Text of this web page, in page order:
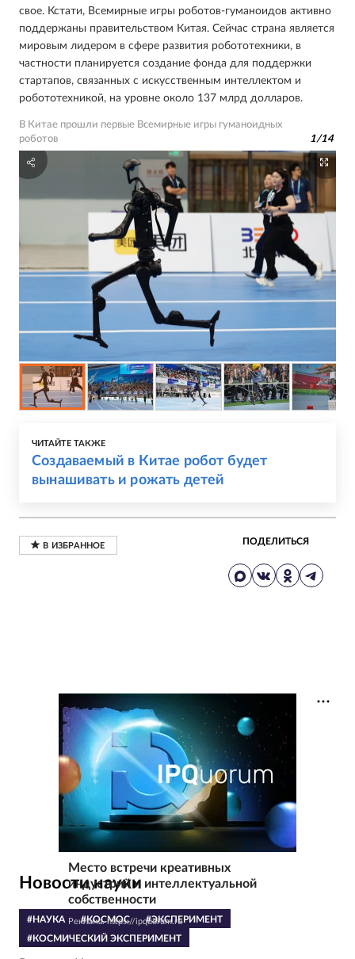
свое. Кстати, Всемирные игры роботов-гуманоидов активно
поддержаны правительством Китая. Сейчас страна является
мировым лидером в сфере развития робототехники, в
частности планируется создание фонда для поддержки
стартапов, связанных с искусственным интеллектом и
робототехникой, на уровне около 137 млрд долларов.
В Китае прошли первые Всемирные игры гуманоидных
роботов
1/14
ЧИТАЙТЕ ТАКЖЕ
Создаваемый в Китае робот будет
вынашивать и рожать детей
ПОДЕЛИТЬСЯ
Место встречи креативных
индустрий и интеллектуальной
собственности
Реклама. https://ipquorum.ru
Новости науки
#НАУКА #КОСМОС
#ЭКСПЕРИМЕНТ
#КОСМИЧЕСКИЙ ЭКСПЕРИМЕНТ